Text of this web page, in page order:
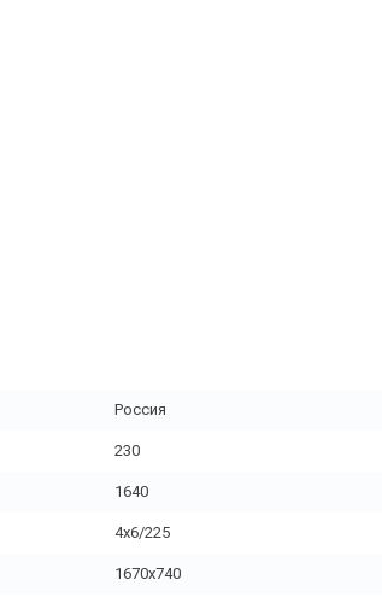
Россия
230
1640
4х6/225
1670х740